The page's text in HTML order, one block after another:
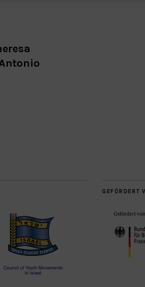
GEFÖRDERT